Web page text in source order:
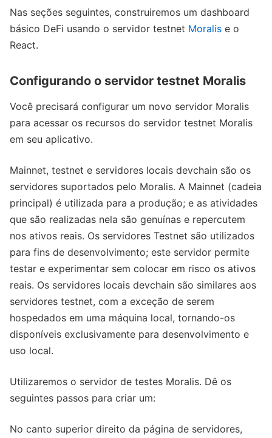
Nas seções seguintes, construiremos um dashboard
básico DeFi usando o servidor testnet Moralis e o
React.
Configurando o servidor testnet Moralis
Você precisará configurar um novo servidor Moralis
para acessar os recursos do servidor testnet Moralis
em seu aplicativo.
Mainnet, testnet e servidores locais devchain são os
servidores suportados pelo Moralis. A Mainnet (cadeia
principal) é utilizada para a produção; e as atividades
que são realizadas nela são genuínas e repercutem
nos ativos reais. Os servidores Testnet são utilizados
para fins de desenvolvimento; este servidor permite
testar e experimentar sem colocar em risco os ativos
reais. Os servidores locais devchain são similares aos
servidores testnet, com a exceção de serem
hospedados em uma máquina local, tornando-os
disponíveis exclusivamente para desenvolvimento e
uso local.
Utilizaremos o servidor de testes Moralis. Dê os
seguintes passos para criar um:
No canto superior direito da página de servidores,